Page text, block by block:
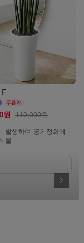
F
원 110,000원
발생하여 공기정화에
물